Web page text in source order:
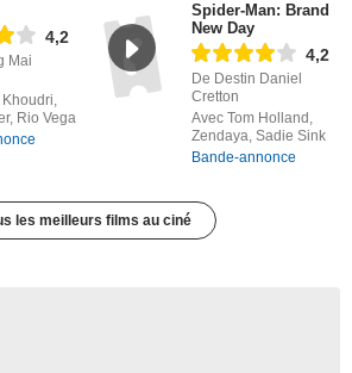
4,2
Mai
Rio Vega
Spider-Man: Brand
New Day
4,2
De Destin Daniel
Cretton
Avec Tom Holland,
Zendaya, Sadie Sink
Bande-annonce
les meilleurs films au ciné